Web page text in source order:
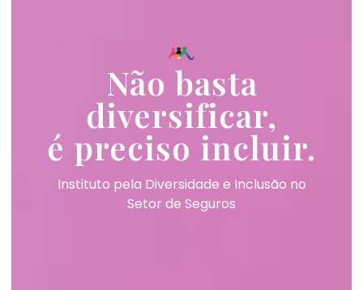
Não basta
diversificar,
é preciso incluir.
Instituto pela Diversidade e Inclusão no
Setor de Seguros